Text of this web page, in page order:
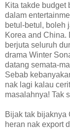
Kita takde budget
dalam
betul-betul, boleh
Korea and China.
berjuta seluruh
drama Winter
datang semata-
Sebab
nak lagi kalau
masalahnya! Tak
Bijak tak bijaknya
heran nak export